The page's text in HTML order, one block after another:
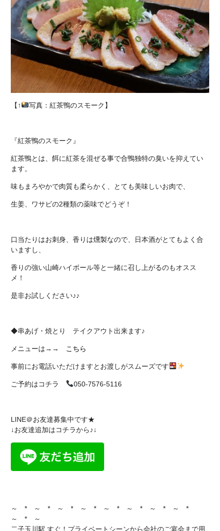
【↑ 写真：紅茶鴨のスモーク】
『紅茶鴨のスモーク』
紅茶鴨とは、餌に紅茶を混ぜる事で合鴨独特の臭いを抑えてい
ます。
味もまろやかで肉質も柔らかく、とても美味しいお肉で、
生姜、ワサビの2種類の薬味でどうぞ！
口当たりはお刺身、香りは燻製なので、日本酒がとてもよく合
いますし、
香りの強い山崎ハイボール等と一緒に召し上がるのもオスス
メ！
是非お試しください♪♪
◆串あげ・焼とり テイクアウト出来ます♪
メニューは→→ こちら
事前にお電話いただけますとお渡しがスムーズです
ご予約はコチラ 050-7576-5116
LINE＠お友達募集中です★
↓お友達追加はコチラから♪↓
～ * ～ * ～ * ～ * ～ * ～ * ～ * ～ *
～ * ～
二子玉川駅 すぐ！プライベートシーンから会社のご宴会まで用